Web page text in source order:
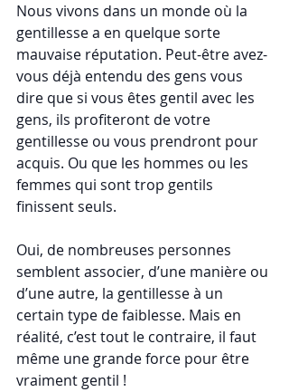
Nous vivons dans un monde où la
gentillesse a en quelque sorte
mauvaise réputation. Peut-être avez-
vous déjà entendu des gens vous
dire que si vous êtes gentil avec les
gens, ils profiteront de votre
gentillesse ou vous prendront pour
acquis. Ou que les hommes ou les
femmes qui sont trop gentils
finissent seuls.
Oui, de nombreuses personnes
semblent associer, d’une manière ou
d’une autre, la gentillesse à un
certain type de faiblesse. Mais en
réalité, c’est tout le contraire, il faut
même une grande force pour être
vraiment gentil !